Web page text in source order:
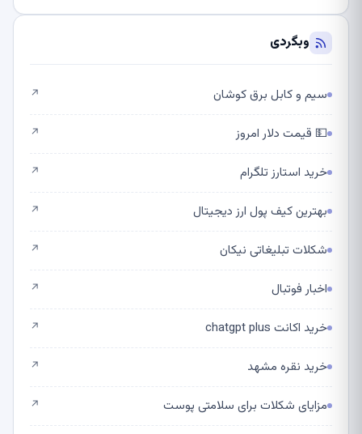
وبگردی
سیم و کابل برق کوشان ↗
💵 قیمت دلار امروز ↗
خرید استارز تلگرام ↗
بهترین کیف پول ارز دیجیتال ↗
شکلات تبلیغاتی نیکان ↗
اخبار فوتبال ↗
خرید اکانت chatgpt plus ↗
خرید نقره مشهد ↗
مزایای شکلات برای سلامتی پوست ↗